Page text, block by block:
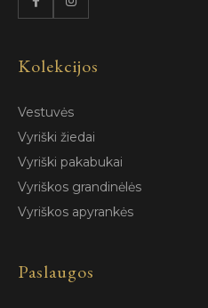
Kolekcijos
Vestuvės
Vyriški žiedai
Vyriški pakabukai
Vyriškos grandinėlės
Vyriškos apyrankės
Paslaugos